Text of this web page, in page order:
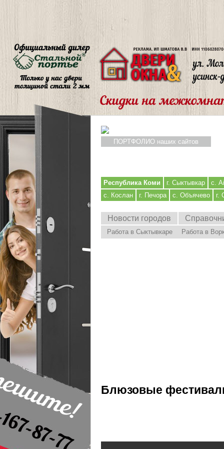
ПОРТФОЛИО наших сайтов
Республика Коми г. Сыктывкар
с.
с. Кослан
г. Печора с. Объячево г.
Новости городов
Работа в Сыктывкаре Работа в
Блюзовые